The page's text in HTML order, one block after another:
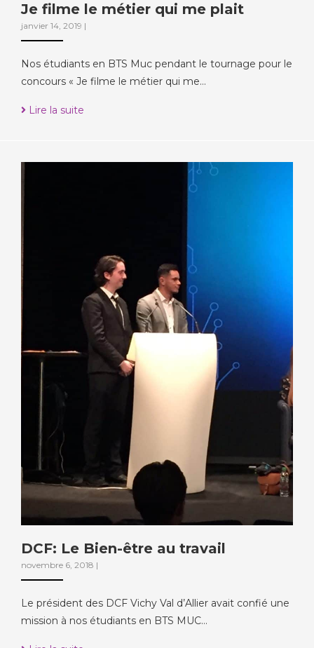
Je filme le métier qui me plait
janvier 14, 2019 |
Nos étudiants en BTS Muc pendant le tournage pour le
concours « Je filme le métier qui me…
Lire la suite
DCF: Le Bien-être au travail
novembre 6, 2018 |
Le président des DCF Vichy Val d’Allier avait confié une
mission à nos étudiants en BTS MUC…